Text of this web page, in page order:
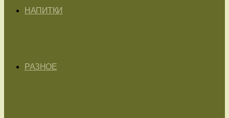
НАПИТКИ
РАЗНОЕ